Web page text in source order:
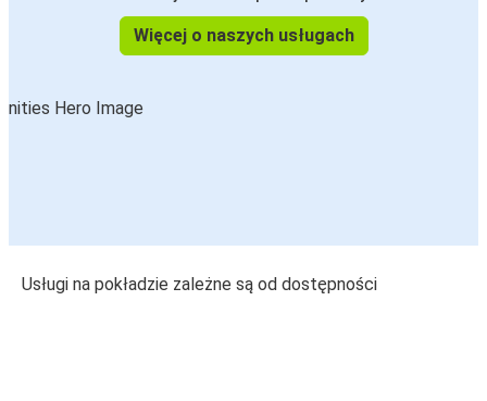
Więcej o naszych usługach
Usługi na pokładzie zależne są od dostępności